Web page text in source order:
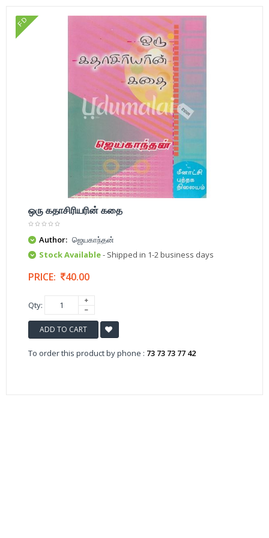
FD
ஒரு கதாசிரியரின் கதை
Author: ஜெயகாந்தன்
Stock Available- Shipped in 1-2 business days
PRICE: 40.00
Qty:
ADD TO CART
To order this product by phone : 73 73 73 77 42